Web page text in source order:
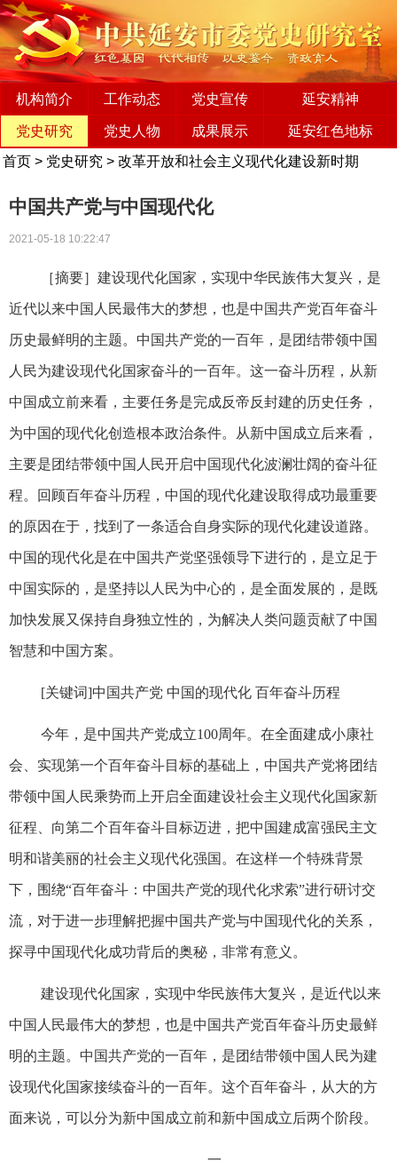
机构简介 工作动态 党史宣传 延安精神
党史研究 党史人物 成果展示
延安红色地标
首页 > 党史研究 > 改革开放和社会主义现代化建设新时期
中国共产党与中国现代化
2021-05-18 10:22:47
［摘要］建设现代化国家，实现中华民族伟大复兴，是
近代以来中国人民最伟大的梦想，也是中国共产党百年奋斗
历史最鲜明的主题。中国共产党的一百年，是团结带领中国
人民为建设现代化国家奋斗的一百年。这一奋斗历程，从新
中国成立前来看，主要任务是完成反帝反封建的历史任务，
为中国的现代化创造根本政治条件。从新中国成立后来看，
主要是团结带领中国人民开启中国现代化波澜壮阔的奋斗征
程。回顾百年奋斗历程，中国的现代化建设取得成功最重要
的原因在于，找到了一条适合自身实际的现代化建设道路。
中国的现代化是在中国共产党坚强领导下进行的，是立足于
中国实际的，是坚持以人民为中心的，是全面发展的，是既
加快发展又保持自身独立性的，为解决人类问题贡献了中国
智慧和中国方案。
[关键词]中国共产党 中国的现代化 百年奋斗历程
今年，是中国共产党成立100周年。在全面建成小康社
会、实现第一个百年奋斗目标的基础上，中国共产党将团结
带领中国人民乘势而上开启全面建设社会主义现代化国家新
征程、向第二个百年奋斗目标迈进，把中国建成富强民主文
明和谐美丽的社会主义现代化强国。在这样一个特殊背景
下，围绕“百年奋斗：中国共产党的现代化求索”进行研讨交
流，对于进一步理解把握中国共产党与中国现代化的关系，
探寻中国现代化成功背后的奥秘，非常有意义。
建设现代化国家，实现中华民族伟大复兴，是近代以来
中国人民最伟大的梦想，也是中国共产党百年奋斗历史最鲜
明的主题。中国共产党的一百年，是团结带领中国人民为建
设现代化国家接续奋斗的一百年。这个百年奋斗，从大的方
面来说，可以分为新中国成立前和新中国成立后两个阶段。
一